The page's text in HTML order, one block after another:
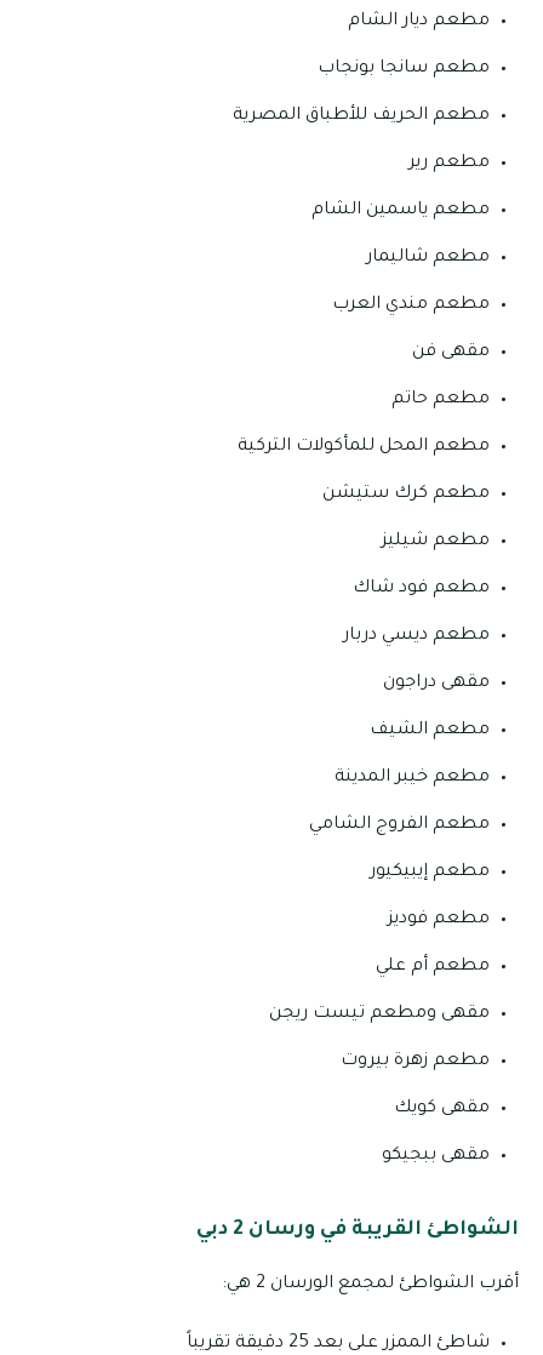
مطعم ديار الشام
مطعم سانجا بونجاب
مطعم الحريف للأطباق المصرية
مطعم رير
مطعم ياسمين الشام
مطعم شاليمار
مطعم مندي العرب
مقهى فن
مطعم حاتم
مطعم المحل للمأكولات التركية
مطعم كرك ستيشن
مطعم شيليز
مطعم فود شاك
مطعم ديسي دربار
مقهى دراجون
مطعم الشيف
مطعم خيبر المدينة
مطعم الفروج الشامي
مطعم إيبيكيور
مطعم فوديز
مطعم أم علي
مقهى ومطعم تيست ريجن
مطعم زهرة بيروت
مقهى كويك
مقهى ببجيكو
الشواطئ القريبة في ورسان 2 دبي
أقرب الشواطئ لمجمع الورسان 2 هي:
شاطئ الممزر على بعد 25 دقيقة تقريباً